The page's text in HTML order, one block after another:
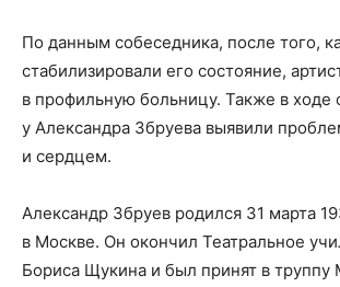
По данным собеседника, после того,
стабилизировали его состояние,
в профильную больницу. Также в ходе
у Александра Збруева выявили
и сердцем.
Александр Збруев родился 31 марта
в Москве. Он окончил Театральное
Бориса Щукина и был принят в труппу